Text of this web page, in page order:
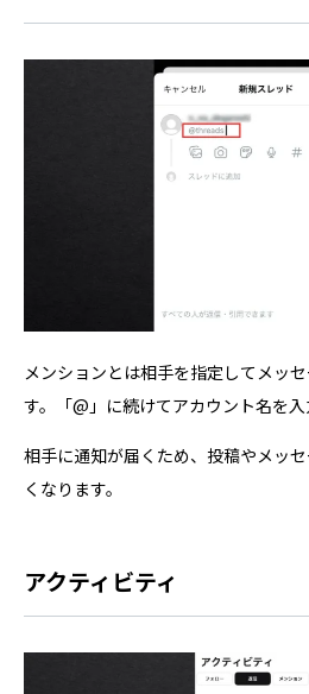
メンションとは相手を指定してメッ
す。「@」に続けてアカウント名を入
相手に通知が届くため、投稿やメッ
くなります。
アクティビティ